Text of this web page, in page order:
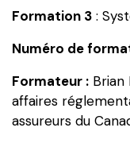
:
coupe-
ULC
Formation 3 :
Numéro de
Formateur : Brian
affaires
assureurs du